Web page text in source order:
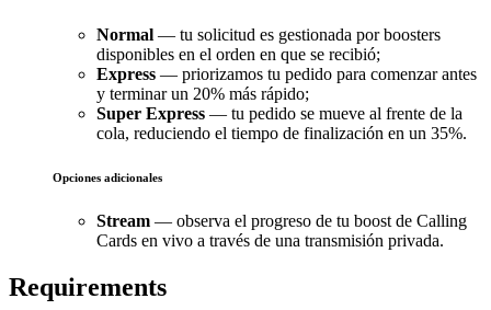
Normal — tu solicitud es gestionada por boosters
disponibles en el orden en que se recibió;
Express — priorizamos tu pedido para comenzar antes
y terminar un 20% más rápido;
Super Express — tu pedido se mueve al frente de la
cola, reduciendo el tiempo de finalización en un 35%.
Opciones adicionales
Stream — observa el progreso de tu boost de Calling
Cards en vivo a través de una transmisión privada.
Requirements